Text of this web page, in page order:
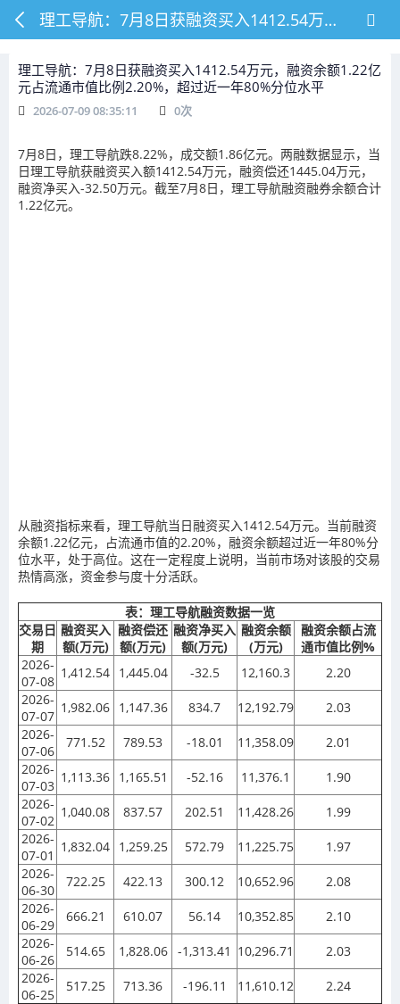
理工导航：7月8日获融资买入1412.54万元，融资余额1.22亿元占流通市值比例2.20%，超过近一年80%分位水平
理工导航：7月8日获融资买入1412.54万元，融资余额1.22亿
元占流通市值比例2.20%，超过近一年80%分位水平
2026-07-09 08:35:11 0次
7月8日，理工导航跌8.22%，成交额1.86亿元。两融数据显示，当
日理工导航获融资买入额1412.54万元，融资偿还1445.04万元，
融资净买入-32.50万元。截至7月8日，理工导航融资融券余额合计
1.22亿元。
从融资指标来看，理工导航当日融资买入1412.54万元。当前融资
余额1.22亿元，占流通市值的2.20%，融资余额超过近一年80%分
位水平，处于高位。这在一定程度上说明，当前市场对该股的交易
热情高涨，资金参与度十分活跃。
表：理工导航融资数据一览
交易日
期
融资买入
额(万元)
融资偿还
额(万元)
融资净买入
额(万元)
融资余额
(万元)
融资余额占流
通市值比例%
2026-
07-08
1,412.54 1,445.04 -32.5 12,160.3
2.20
2026-
07-07
1,982.06 1,147.36 834.7 12,192.79
2.03
2026-
07-06
771.52 789.53 -18.01 11,358.09
2.01
2026-
07-03
1,113.36 1,165.51 -52.16 11,376.1
1.90
2026-
07-02
1,040.08 837.57 202.51 11,428.26
1.99
2026-
07-01
1,832.04 1,259.25 572.79 11,225.75
1.97
2026-
06-30
722.25 422.13 300.12 10,652.96
2.08
2026-
06-29
666.21 610.07 56.14 10,352.85
2.10
2026-
06-26
514.65 1,828.06 -1,313.41 10,296.71
2.03
2026-
06-25
517.25 713.36 -196.11 11,610.12 2.24